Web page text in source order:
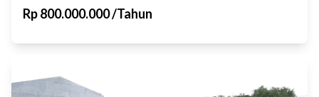
Rp800.000.000/Tahun